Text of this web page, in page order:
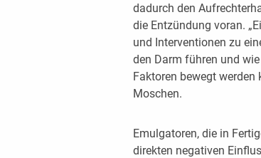
dadurch den
die Entzündung voran.
und Interventionen zu
den Darm führen und
Faktoren bewegt werden
Moschen.
Emulgatoren, die in
direkten negativen